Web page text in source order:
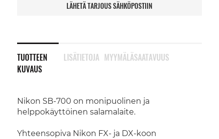
LÄHETÄ TARJOUS SÄHKÖPOSTIIN
TUOTTEEN
KUVAUS
Nikon SB-700 on monipuolinen ja
helppokäyttöinen salamalaite.
Yhteensopiva Nikon FX- ja DX-koon
LISÄTIETOJA MYYMÄLÄSAATAVUUS